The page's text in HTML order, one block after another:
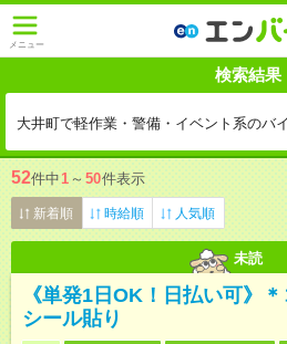
メニュー
検索結果
大井町で軽作業・警備・イベント系のバ
52件中1 ～ 50件表示
新着順 時給順 人気順
未読
《単発1日OK！日払い可》
シール貼り